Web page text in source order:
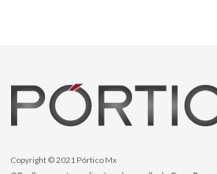
a la cantidad $18,699.00.
Copyright © 2021 Pórtico Mx